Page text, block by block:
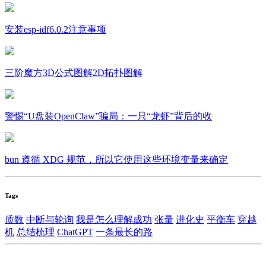
安装esp-idf6.0.2注意事项
三阶魔方3D公式图解2D拓扑图解
警惕“U盘装OpenClaw”骗局：一只“龙虾”背后的收
bun 遵循 XDG 规范，所以它使用这些环境变量来确定
Tags
质数 中断与轮询 我是怎么理解成功 张量 进化史 平衡车 穿越
机 总结梳理 ChatGPT 一条最长的路